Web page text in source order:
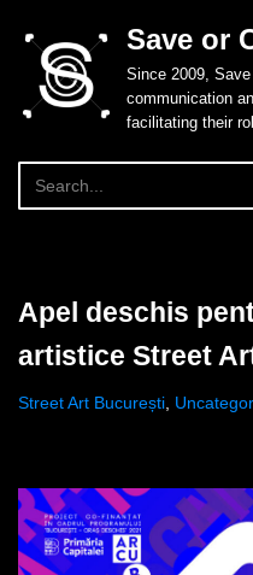
Skip
content
Save or
Since 2009,
communication
facilitating their
Apel deschis
artistice Street
Street Art București,